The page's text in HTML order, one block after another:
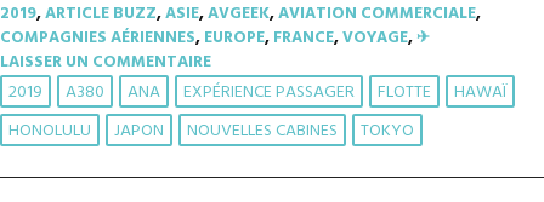
2019,ARTICLE BUZZ,ASIE,AVGEEK,AVIATION COMMERCIALE,
COMPAGNIES AÉRIENNES,EUROPE,FRANCE,VOYAGE,✈︎
LAISSER UN COMMENTAIRE
2019 A380 ANA EXPÉRIENCE PASSAGER FLOTTE
HAWAÏ
HONOLULU
JAPON NOUVELLES CABINES TOKYO